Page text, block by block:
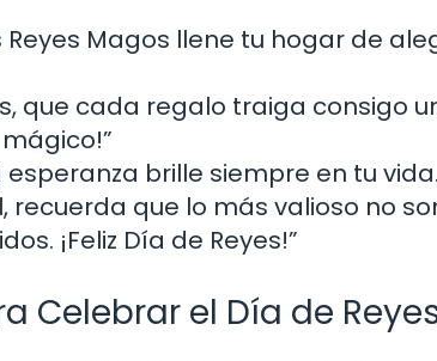
Magos llene tu hogar de
que cada regalo traiga consigo
brille siempre en tu vida.
recuerda que lo más valioso no
¡Feliz Día de Reyes!”
Celebrar el Día de